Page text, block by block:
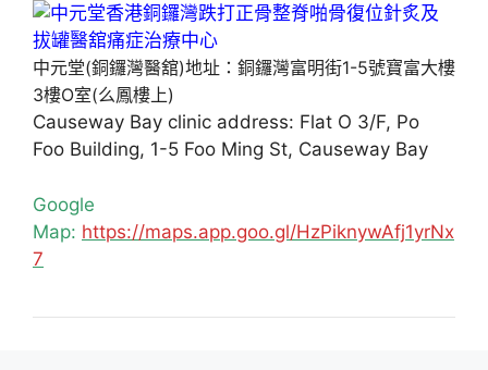
中元堂(銅鑼灣醫舘)地址：銅鑼灣富明街1-5號寶富大樓
3樓O室(么鳳樓上)
Causeway Bay clinic address: Flat O 3/F, Po
Foo Building, 1-5 Foo Ming St, Causeway Bay
Google
Map: https://maps.app.goo.gl/HzPiknywAfj1yrNx
7